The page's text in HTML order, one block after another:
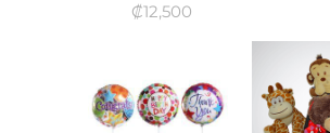
₡12,500